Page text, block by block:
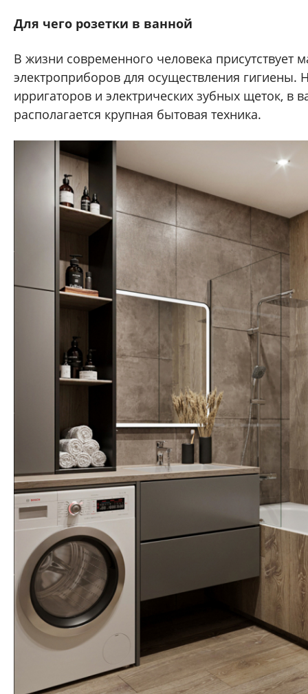
Для чего розетки в ванной
В жизни современного человека присутствует
электроприборов для осуществления гигиены.
ирригаторов и электрических зубных щеток, в
располагается крупная бытовая техника.